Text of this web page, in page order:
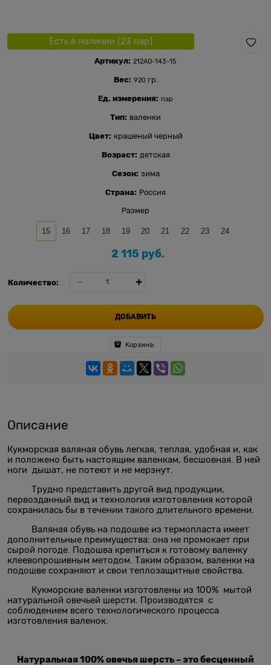
Есть в наличии (23 пар)
Артикул: 212АО-143-15
Вес: 920гр.
Ед. измерения: пар
Тип: валенки
Цвет: крашеный черный
Возраст: детская
Сезон: зима
Страна: Россия
Размер
15 16 17 18 19 20 21 22 23 24
2 115 руб.
Количество:
ДОБАВИТЬ
Корзина:
Описание
Кукморская валяная обувь легкая, теплая, удобная и, как
и положено быть настоящим валенкам, бесшовная. В ней
ноги дышат, не потеют и не мерзнут.
Трудно представить другой вид продукции,
первозданный вид и технология изготовления которой
сохранилась бы в течении такого длительного времени.
Валяная обувь на подошве из термопласта имеет
дополнительные преимущества: она не промокает при
сырой погоде. Подошва крепиться к готовому валенку
клеевопрошивным методом. Таким образом, валенки на
подошве сохраняют и свои теплозащитные свойства.
Кукморские валенки изготовлены из 100% мытой
натуральной овечьей шерсти. Производятся с
соблюдением всего технологического процесса
изготовления валенок.
Натуральная 100% овечья шерсть – это бесценный